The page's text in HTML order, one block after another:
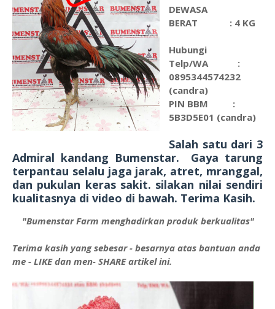
DEWASA
BERAT : 4 KG
Hubungi
Telp/WA :
0895344574232
(candra)
PIN BBM :
5B3D5E01 (candra)
Salah satu dari 3
Admiral kandang Bumenstar. Gaya tarung
terpantau selalu jaga jarak, atret, mranggal,
dan pukulan keras sakit. silakan nilai sendiri
kualitasnya di video di bawah. Terima Kasih.
"Bumenstar Farm menghadirkan produk berkualitas"
Terima kasih yang sebesar - besarnya atas bantuan anda
me - LIKE dan men- SHARE artikel ini.